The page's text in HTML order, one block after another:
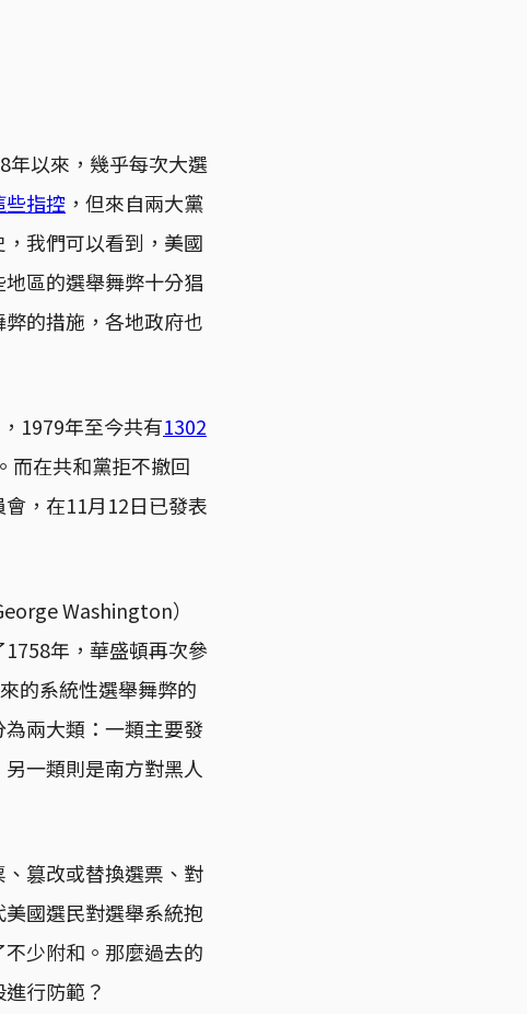
年以來，幾乎每次大選
指控 ，但來自兩大黨
我們可以看到，美國
區的選舉舞弊十分猖
的措施，各地政府也
1979年至今共有1302
而在共和黨拒不撤回
，在11月12日已發表
Washington）
年，華盛頓再次參
的系統性選舉舞弊的
兩大類：一類主要發
一類則是南方對黑人
篡改或替換選票、對
國選民對選舉系統抱
少附和。那麼過去的
行防範？